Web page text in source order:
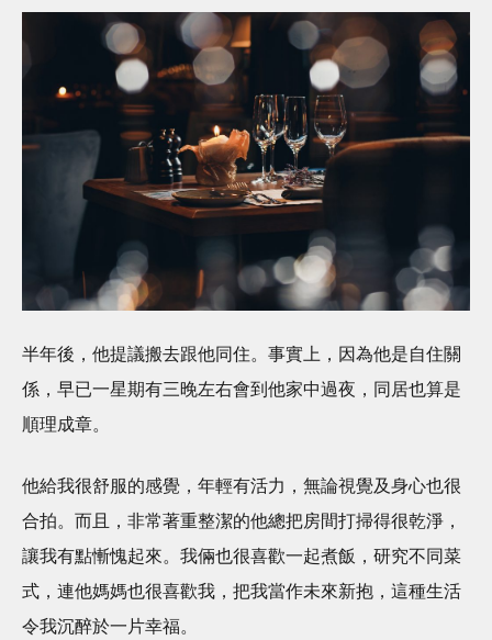
半年後，他提議搬去跟他同住。事實上，因為他是自住關
係，早已一星期有三晚左右會到他家中過夜，同居也算是
順理成章。
他給我很舒服的感覺，年輕有活力，無論視覺及身心也很
合拍。而且，非常著重整潔的他總把房間打掃得很乾淨，
讓我有點慚愧起來。我倆也很喜歡一起煮飯，研究不同菜
式，連他媽媽也很喜歡我，把我當作未來新抱，這種生活
令我沉醉於一片幸福。